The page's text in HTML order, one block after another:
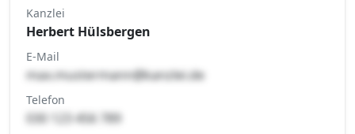
Kanzlei
Herbert Hülsbergen
E-Mail
max.mustermann@kanzlei.de
Telefon
030 123 456 789